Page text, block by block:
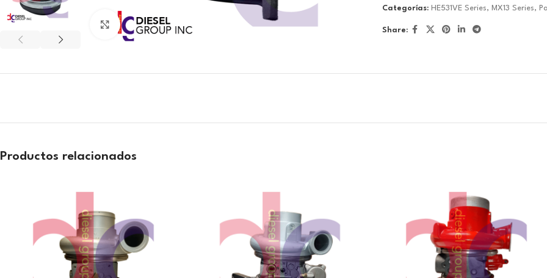
Click to enlarge
Categorías: HE531VE Series, MX13 Series,
Share:
Productos relacionados